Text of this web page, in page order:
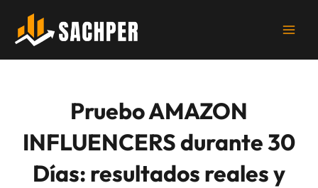
contenido
Pruebo AMAZON
INFLUENCERS durante 30
Días: resultados reales y